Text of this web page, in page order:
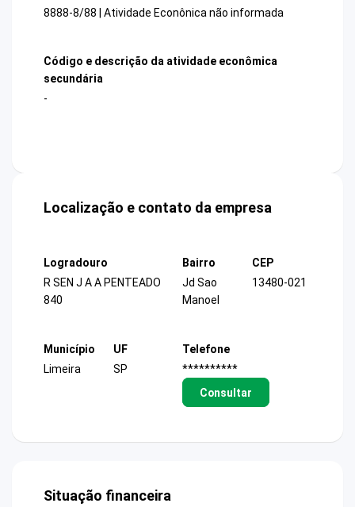
8888-8/88 | Atividade Econônica não informada
Código e descrição da atividade econômica
secundária
-
Localização e contato da empresa
Logradouro
R SEN J A A PENTEADO
840
Bairro
Jd Sao
Manoel
CEP
13480-021
Município
Limeira
UF
SP
Telefone
**********
Consultar
Situação financeira